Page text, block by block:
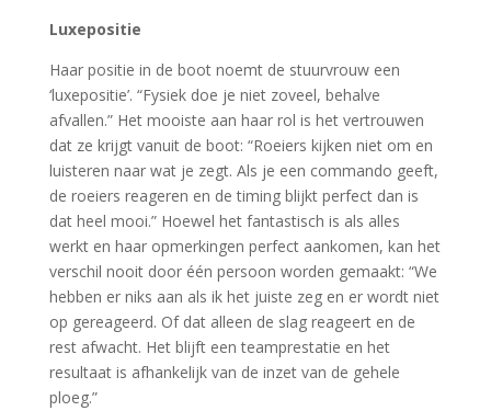
Luxepositie
Haar positie in de boot noemt de stuurvrouw een
‘luxepositie’. “Fysiek doe je niet zoveel, behalve
afvallen.” Het mooiste aan haar rol is het vertrouwen
dat ze krijgt vanuit de boot: “Roeiers kijken niet om en
luisteren naar wat je zegt. Als je een commando geeft,
de roeiers reageren en de timing blijkt perfect dan is
dat heel mooi.” Hoewel het fantastisch is als alles
werkt en haar opmerkingen perfect aankomen, kan het
verschil nooit door één persoon worden gemaakt: “We
hebben er niks aan als ik het juiste zeg en er wordt niet
op gereageerd. Of dat alleen de slag reageert en de
rest afwacht. Het blijft een teamprestatie en het
resultaat is afhankelijk van de inzet van de gehele
ploeg.”